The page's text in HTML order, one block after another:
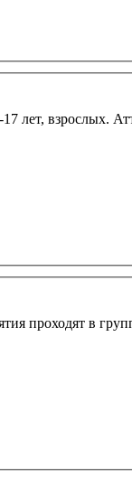
взрослых.
проходят в